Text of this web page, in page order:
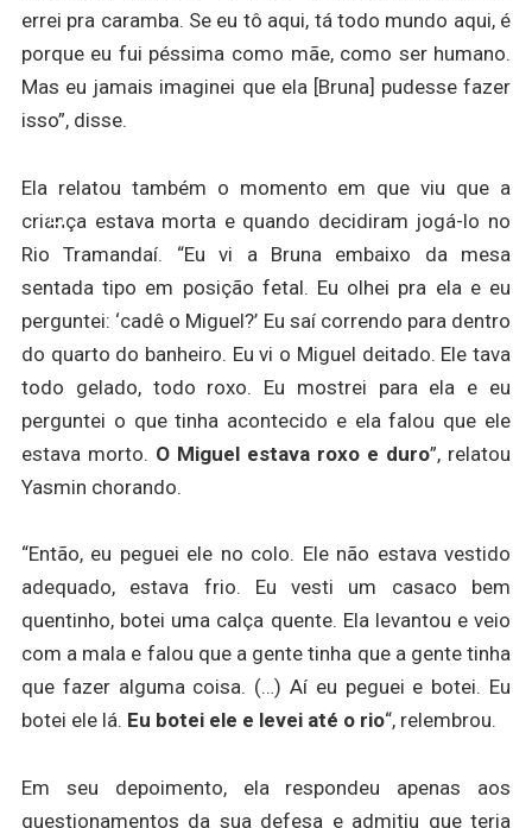
errei pra caramba. Se eu tô aqui, tá todo mundo aqui, é
porque eu fui péssima como mãe, como ser humano.
Mas eu jamais imaginei que ela [Bruna] pudesse fazer
isso”, disse.
Ela relatou também o momento em que viu que a
criança estava morta e quando decidiram jogá-lo no
Rio Tramandaí. “Eu vi a Bruna embaixo da mesa
sentada tipo em posição fetal. Eu olhei pra ela e eu
perguntei: ‘cadê o Miguel?’ Eu saí correndo para dentro
do quarto do banheiro. Eu vi o Miguel deitado. Ele tava
todo gelado, todo roxo. Eu mostrei para ela e eu
perguntei o que tinha acontecido e ela falou que ele
estava morto. O Miguel estava roxo e duro”, relatou
Yasmin chorando.
“Então, eu peguei ele no colo. Ele não estava vestido
adequado, estava frio. Eu vesti um casaco bem
quentinho, botei uma calça quente. Ela levantou e veio
com a mala e falou que a gente tinha que a gente tinha
que fazer alguma coisa. (…) Aí eu peguei e botei. Eu
botei ele lá. Eu botei ele e levei até o rio“, relembrou.
Em seu depoimento, ela respondeu apenas aos
questionamentos da sua defesa e admitiu que teria